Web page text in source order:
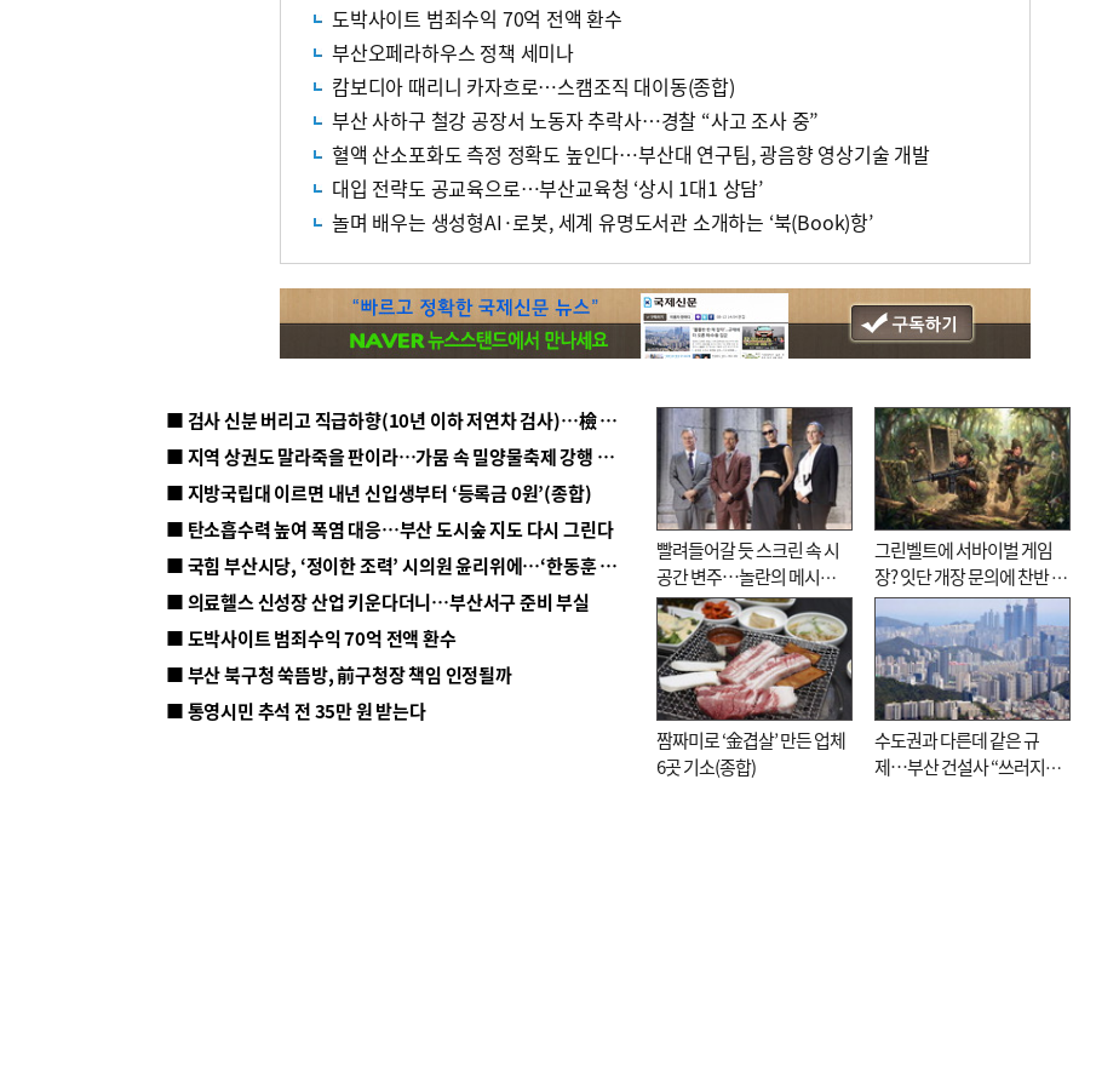
도박사이트 범죄수익 70억 전액 환수
부산오페라하우스 정책 세미나
캄보디아 때리니 카자흐로…스캠조직 대이동(종합)
부산 사하구 철강 공장서 노동자 추락사…경찰 “사고 조사 중”
혈액 산소포화도 측정 정확도 높인다…부산대 연구팀, 광음향 영상기술 개발
대입 전략도 공교육으로…부산교육청 ‘상시 1대1 상담’
놀며 배우는 생성형AI·로봇, 세계 유명도서관 소개하는 ‘북(Book)항’
■ 검사 신분 버리고 직급하향(10년 이하 저연차 검사)…檢 중수청행 기피
■ 지역 상권도 말라죽을 판이라…가뭄 속 밀양물축제 강행 논란
■ 지방국립대 이르면 내년 신입생부터 ‘등록금 0원’(종합)
■ 탄소흡수력 높여 폭염 대응…부산 도시숲 지도 다시 그린다
■ 국힘 부산시당, ‘정이한 조력’ 시의원 윤리위에…‘한동훈 지지’도 신고접수
■ 의료헬스 신성장 산업 키운다더니…부산서구 준비 부실
■ 도박사이트 범죄수익 70억 전액 환수
■ 부산 북구청 쑥뜸방, 前구청장 책임 인정될까
■ 통영시민 추석 전 35만 원 받는다
빨려들어갈 듯 스크린 속 시
공간 변주…놀란의 메시지
는 ‘전쟁 속죄’
그린벨트에 서바이벌 게임
장? 잇단 개장 문의에 찬반 논
쟁
짬짜미로 ‘金겹살’ 만든 업체
6곳 기소(종합)
수도권과 다른데 같은 규
제…부산 건설사 “쓰러지기